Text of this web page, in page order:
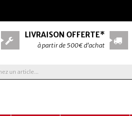
LIVRAISON OFFERTE*
à partir de 500€ d'achat